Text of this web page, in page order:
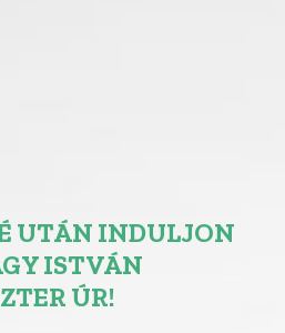
UTÁN INDULJON
ISTVÁN
ÚR!